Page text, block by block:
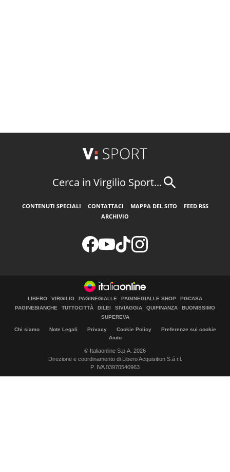
Cerca in Virgilio Sport...
CONTENUTI SPECIALI CONTATTACI MAPPA DEL SITO
FEED RSS
ARCHIVIO
LIBERO VIRGILIO PAGINEGIALLE PAGINEGIALLE SHOP
PGCASA
PAGINEBIANCHE
TUTTOCITTÀ DILEI SIVIAGGIA QUIFINANZA
BUONISSIMO
SUPEREVA
Chi siamo Note Legali Privacy Cookie Policy
Preferenze sui cookie
Aiuto
© Italiaonline S.p.A. 2026
Direzione e coordinamento di Libero Acquisition S.á r.l.
P. IVA 03970540963